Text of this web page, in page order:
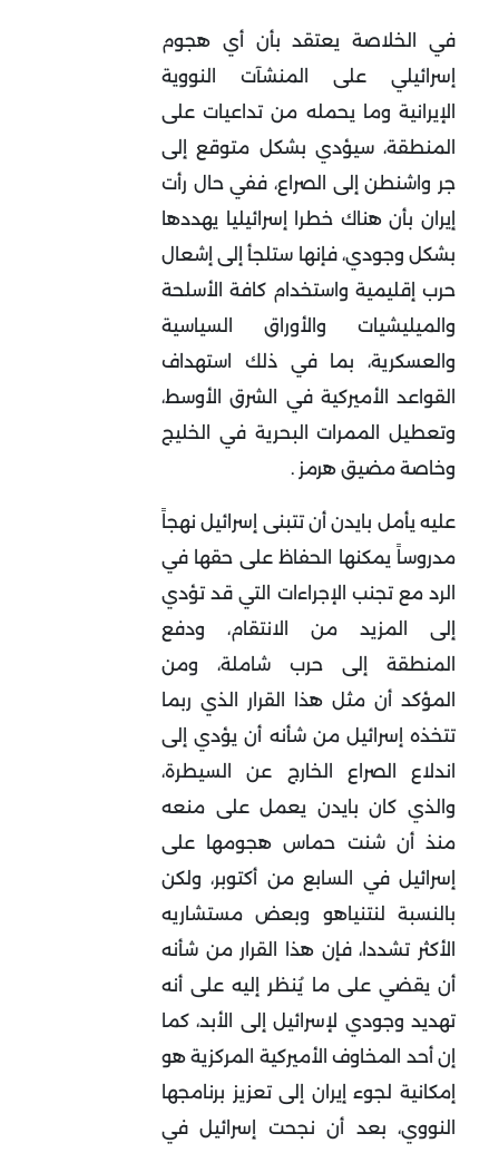
في الخلاصة يعتقد بأن أي هجوم
إسرائيلي على المنشآت النووية
الإيرانية وما يحمله من تداعيات على
المنطقة، سيؤدي بشكل متوقع إلى
جر واشنطن إلى الصراع، ففي حال رأت
إيران بأن هناك خطرا إسرائيليا يهددها
بشكل وجودي، فإنها ستلجأ إلى إشعال
حرب إقليمية واستخدام كافة الأسلحة
والميليشيات والأوراق السياسية
والعسكرية، بما في ذلك استهداف
القواعد الأميركية في الشرق الأوسط،
وتعطيل الممرات البحرية في الخليج
وخاصة مضيق هرمز .
عليه يأمل بايدن أن تتبنى إسرائيل نهجاً
مدروساً يمكنها الحفاظ على حقها في
الرد مع تجنب الإجراءات التي قد تؤدي
إلى المزيد من الانتقام، ودفع
المنطقة إلى حرب شاملة، ومن
المؤكد أن مثل هذا القرار الذي ربما
تتخذه إسرائيل من شأنه أن يؤدي إلى
اندلاع الصراع الخارج عن السيطرة،
والذي كان بايدن يعمل على منعه
منذ أن شنت حماس هجومها على
إسرائيل في السابع من أكتوبر، ولكن
بالنسبة لنتنياهو وبعض مستشاريه
الأكثر تشددا، فإن هذا القرار من شأنه
أن يقضي على ما يُنظر إليه على أنه
تهديد وجودي لإسرائيل إلى الأبد، كما
إن أحد المخاوف الأميركية المركزية هو
إمكانية لجوء إيران إلى تعزيز برنامجها
النووي، بعد أن نجحت إسرائيل في